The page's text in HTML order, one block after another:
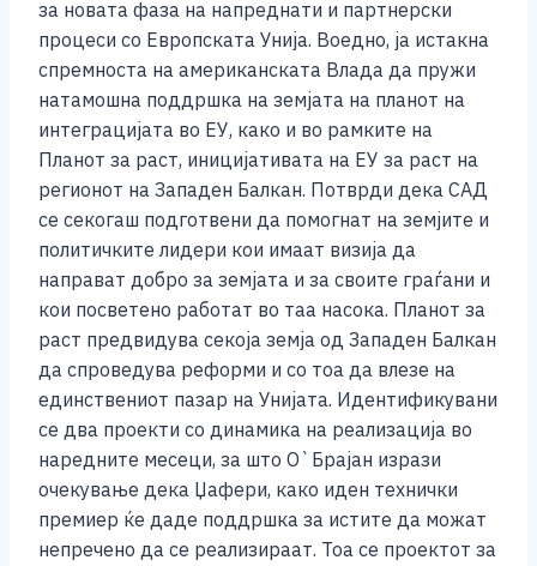
за новата фаза на напреднати и партнерски
процеси со Европската Унија. Воедно, ја истакна
спремноста на американската Влада да пружи
натамошна поддршка на земјата на планот на
интеграцијата во ЕУ, како и во рамките на
Планот за раст, иницијативата на ЕУ за раст на
регионот на Западен Балкан. Потврди дека САД
се секогаш подготвени да помогнат на земјите и
политичките лидери кои имаат визија да
направат добро за земјата и за своите граѓани и
кои посветено работат во таа насока. Планот за
раст предвидува секоја земја од Западен Балкан
да спроведува реформи и со тоа да влезе на
единствениот пазар на Унијата. Идентификувани
се два проекти со динамика на реализација во
наредните месеци, за што О`Брајан изрази
очекување дека Џафери, како иден технички
премиер ќе даде поддршка за истите да можат
непречено да се реализираат. Тоа се проектот за